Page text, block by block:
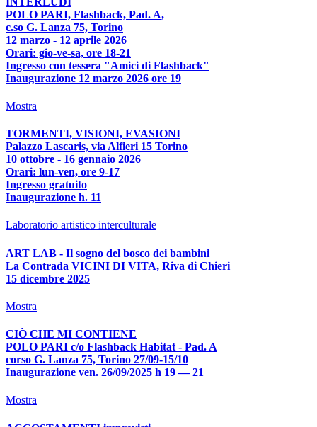
POLO PARI, Flashback, Pad. A,
c.so G. Lanza 75, Torino
12 marzo - 12 aprile 2026
Orari: gio-ve-sa, ore 18-21
Ingresso con tessera "Amici di Flashback"
Inaugurazione 12 marzo 2026 ore 19
Mostra
TORMENTI, VISIONI, EVASIONI
Palazzo Lascaris, via Alfieri 15 Torino
10 ottobre - 16 gennaio 2026
Orari: lun-ven, ore 9-17
Ingresso gratuito
Inaugurazione h. 11
Laboratorio artistico interculturale
ART LAB - Il sogno del bosco dei bambini
La Contrada VICINI DI VITA, Riva di Chieri
15 dicembre 2025
Mostra
CIÒ CHE MI CONTIENE
POLO PARI c/o Flashback Habitat - Pad. A
corso G. Lanza 75, Torino 27/09-15/10
Inaugurazione ven. 26/09/2025 h 19 — 21
Mostra